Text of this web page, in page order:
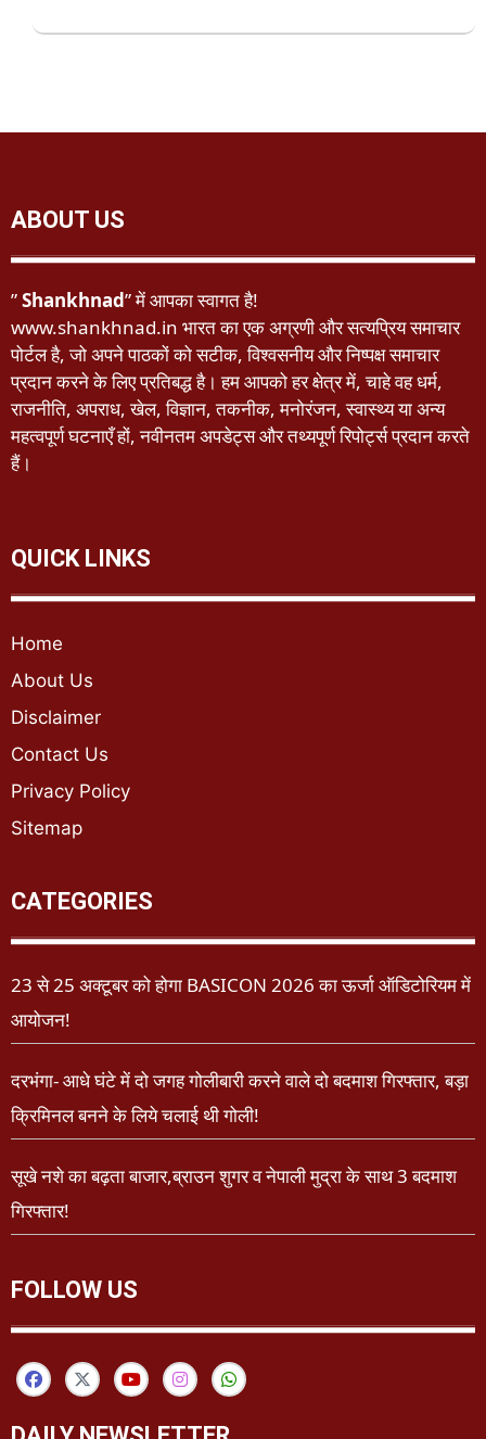
ABOUT US
”Shankhnad” में आपका स्वागत है!
www.shankhnad.in भारत का एक अग्रणी और सत्यप्रिय समाचार
पोर्टल है, जो अपने पाठकों को सटीक, विश्वसनीय और निष्पक्ष समाचार
प्रदान करने के लिए प्रतिबद्ध है। हम आपको हर क्षेत्र में, चाहे वह धर्म,
राजनीति, अपराध, खेल, विज्ञान, तकनीक, मनोरंजन, स्वास्थ्य या अन्य
महत्वपूर्ण घटनाएँ हों, नवीनतम अपडेट्स और तथ्यपूर्ण रिपोर्ट्स प्रदान करते
हैं।
QUICK LINKS
Home
About Us
Disclaimer
Contact Us
Privacy Policy
Sitemap
CATEGORIES
23 से 25 अक्टूबर को होगा BASICON 2026 का ऊर्जा ऑडिटोरियम में
आयोजन!
दरभंगा- आधे घंटे में दो जगह गोलीबारी करने वाले दो बदमाश गिरफ्तार, बड़ा
क्रिमिनल बनने के लिये चलाई थी गोली!
सूखे नशे का बढ़ता बाजार,ब्राउन शुगर व नेपाली मुद्रा के साथ 3 बदमाश
गिरफ्तार!
FOLLOW US